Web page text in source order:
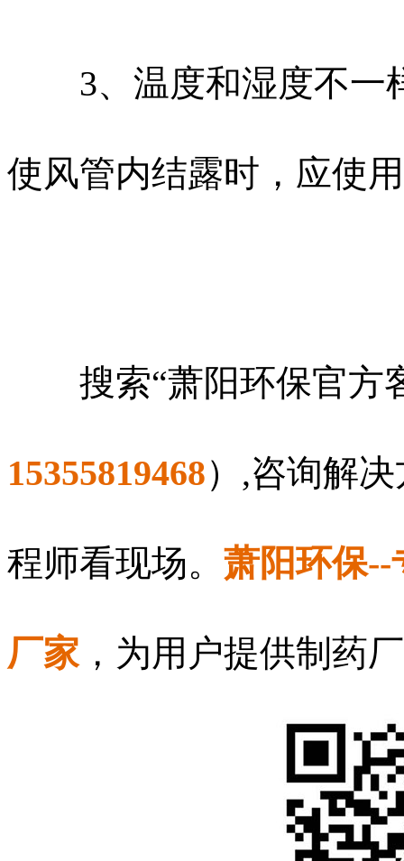
3、温度和湿度不一
使风管内结露时，应使
搜索“萧阳环保官方
15355819468）,咨询解
程师看现场。 萧阳环保--
厂家 ，为用户提供制药